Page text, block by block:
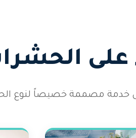
على
خدمة مصممة خصيصاً لنوع